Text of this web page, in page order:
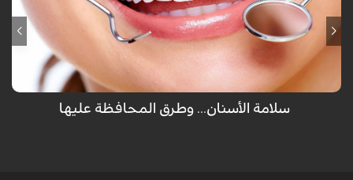
لم يهب الله عضو للإنسان مرتين سوى الأسنان والتي تظهر للمرة الأولى كأسنان
لبنية ثم تسقط ويخرج مكانها أسناننا العادية ولكن تفريش الأسنان كل يوم غير
كافي للمحافظة عليها ولكن هناك طرق أخرى يجب إتباعها.
سلامة الأسنان... وطرق المحافظة عليها